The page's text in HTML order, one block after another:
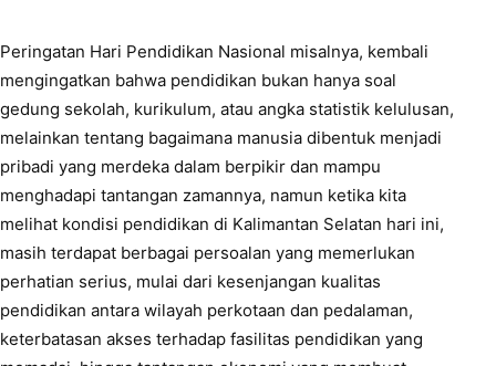
Peringatan Hari Pendidikan Nasional misalnya, kembali
mengingatkan bahwa pendidikan bukan hanya soal
gedung sekolah, kurikulum, atau angka statistik kelulusan,
melainkan tentang bagaimana manusia dibentuk menjadi
pribadi yang merdeka dalam berpikir dan mampu
menghadapi tantangan zamannya, namun ketika kita
melihat kondisi pendidikan di Kalimantan Selatan hari ini,
masih terdapat berbagai persoalan yang memerlukan
perhatian serius, mulai dari kesenjangan kualitas
pendidikan antara wilayah perkotaan dan pedalaman,
keterbatasan akses terhadap fasilitas pendidikan yang